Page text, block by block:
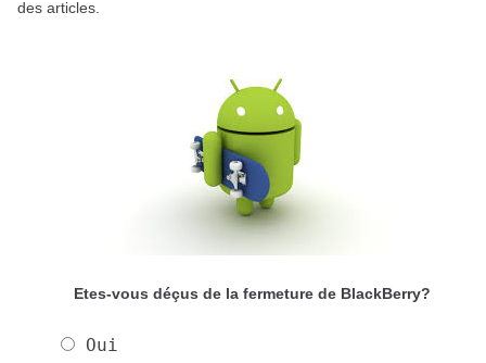
des articles.
Etes-vous déçus de la fermeture de BlackBerry?
Oui